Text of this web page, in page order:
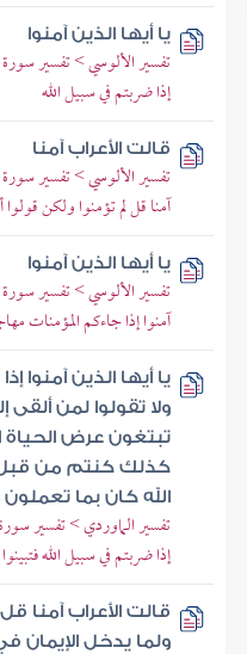
يا أيها الذين آمنوا
تفسير الألوسي > تفسير سورة
إذا ضربتم في سبيل الله
قالت الأعراب آمنا
تفسير الألوسي > تفسير
آمنا قل لم تؤمنوا ولكن قولوا
يا أيها الذين آمنوا
تفسير الألوسي > تفسير سورة
آمنوا إذا جاءكم المؤمنات
يا أيها الذين آمنوا
ولا تقولوا لمن
تبتغون عرض الحياة
كذلك كنتم من قبل
الله كان بما تعملون
تفسير الماوردي > تفسير سورة
إذا ضربتم في سبيل الله فتبينوا
قالت الأعراب آمنا
ولما يدخل الإيمان